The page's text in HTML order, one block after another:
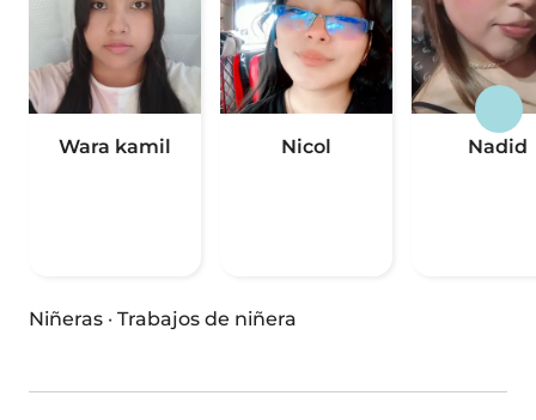
Wara kamil Nicol Nadid
Niñeras · Trabajos de niñera